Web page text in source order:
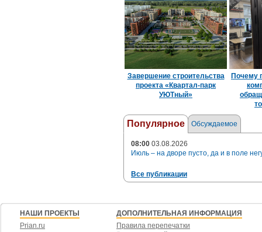
Завершение строительства
проекта «Квартал-парк
УЮТный»
Почему
Популярное Обсуждаемое
08:00 03.08.2026
Июль – на дворе пусто, да и в поле
Все публикации
НАШИ ПРОЕКТЫ
Prian.ru
ДОПОЛНИТЕЛЬНАЯ ИНФОРМАЦИЯ
Правила перепечатки